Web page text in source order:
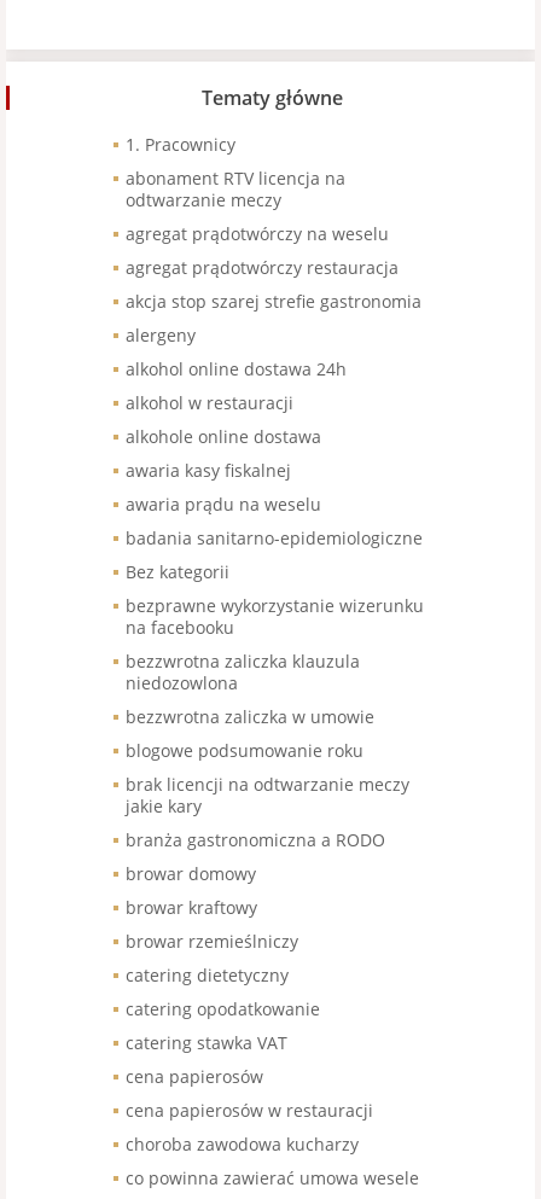
Tematy główne
1. Pracownicy
abonament RTV licencja na
odtwarzanie meczy
agregat prądotwórczy na weselu
agregat prądotwórczy restauracja
akcja stop szarej strefie gastronomia
alergeny
alkohol online dostawa 24h
alkohol w restauracji
alkohole online dostawa
awaria kasy fiskalnej
awaria prądu na weselu
badania sanitarno-epidemiologiczne
Bez kategorii
bezprawne wykorzystanie wizerunku
na facebooku
bezzwrotna zaliczka klauzula
niedozowlona
bezzwrotna zaliczka w umowie
blogowe podsumowanie roku
brak licencji na odtwarzanie meczy
jakie kary
branża gastronomiczna a RODO
browar domowy
browar kraftowy
browar rzemieślniczy
catering dietetyczny
catering opodatkowanie
catering stawka VAT
cena papierosów
cena papierosów w restauracji
choroba zawodowa kucharzy
co powinna zawierać umowa wesele